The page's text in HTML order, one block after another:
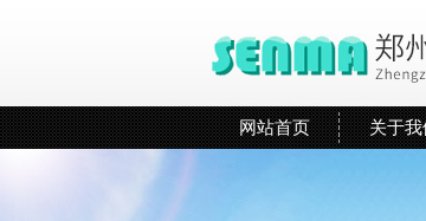
网站首页 关于我